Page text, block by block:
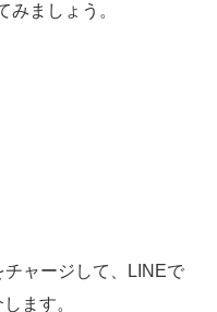
みましょう。
ャージして、LINEで
ます。